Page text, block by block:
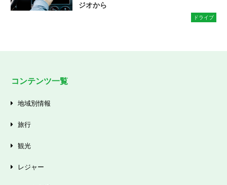
ジオから
ドライブ
コンテンツ一覧
地域別情報
旅行
観光
レジャー